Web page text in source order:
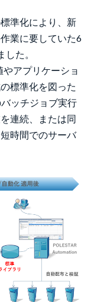
準化により、新
業に要していた6
た。
アプリケーショ
標準化を図った
ッチジョブ実行
連続、または同
時間でのサーバ